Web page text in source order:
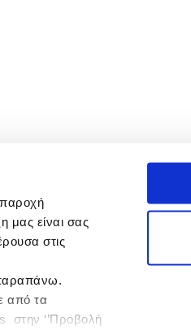
παροχή
μας είναι σας
στις
από τα
στην ‘’Προβολή